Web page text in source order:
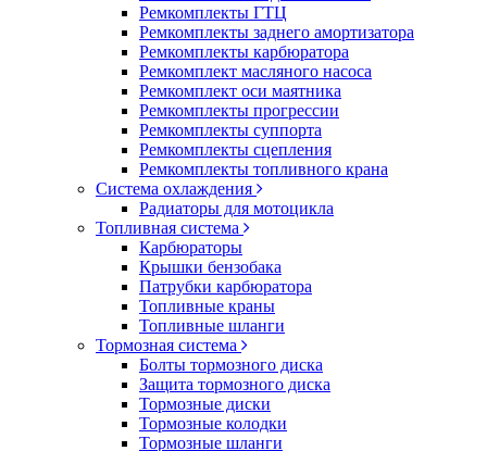
Ремкомплекты ГТЦ
Ремкомплекты заднего амортизатора
Ремкомплекты карбюратора
Ремкомплект масляного насоса
Ремкомплект оси маятника
Ремкомплекты прогрессии
Ремкомплекты суппорта
Ремкомплекты сцепления
Ремкомплекты топливного крана
Система охлаждения
Радиаторы для мотоцикла
Топливная система
Карбюраторы
Крышки бензобака
Патрубки карбюратора
Топливные краны
Топливные шланги
Тормозная система
Болты тормозного диска
Защита тормозного диска
Тормозные диски
Тормозные колодки
Тормозные шланги